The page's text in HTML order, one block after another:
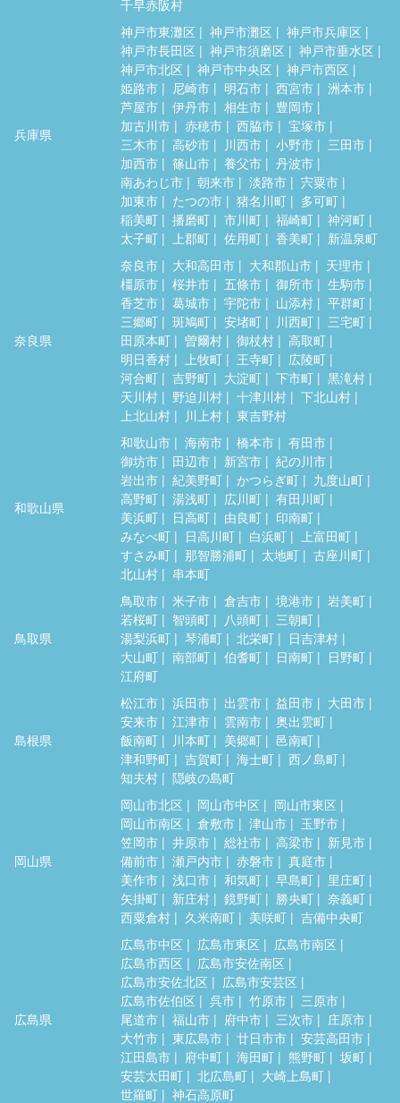
千早赤阪村
兵庫県
神戸市東灘区 神戸市灘区
神戸市兵庫区
神戸市長田区
神戸市須磨区
神戸市垂水区
神戸市北区
神戸市中央区
神戸市西区
姫路市
尼崎市 明石市 西宮市
洲本市
芦屋市
伊丹市 相生市
豊岡市
加古川市
赤穂市 西脇市
宝塚市
三木市
高砂市 川西市 小野市
三田市
加西市
篠山市 養父市
丹波市
南あわじ市
朝来市 淡路市
宍粟市
加東市
たつの市 猪名川町
多可町
稲美町
播磨町 市川町 福崎町
神河町
太子町
上郡町 佐用町 香美町 新温泉町
奈良県
奈良市 大和高田市 大和郡山市
天理市
橿原市
桜井市 五條市 御所市
生駒市
香芝市
葛城市 宇陀市 山添村
平群町
三郷町
斑鳩町 安堵町 川西町
三宅町
田原本町
曽爾村 御杖村
高取町
明日香村
上牧町 王寺町
広陵町
河合町
吉野町 大淀町 下市町
黒滝村
天川村
野迫川村 十津川村
下北山村
上北山村
川上村 東吉野村
和歌山県
和歌山市 海南市 橋本市
有田市
御坊市
田辺市 新宮市
紀の川市
岩出市
紀美野町 かつらぎ町
九度山町
高野町
湯浅町 広川町
有田川町
美浜町
日高町 由良町
印南町
みなべ町
日高川町 白浜町
上富田町
すさみ町
那智勝浦町 太地町
古座川町
北山村
串本町
鳥取県
鳥取市 米子市 倉吉市 境港市
岩美町
若桜町
智頭町 八頭町
三朝町
湯梨浜町
琴浦町 北栄町
日吉津村
大山町
南部町 伯耆町 日南町
日野町
江府町
島根県
松江市 浜田市 出雲市 益田市
大田市
安来市
江津市 雲南市
奥出雲町
飯南町
川本町 美郷町
邑南町
津和野町
吉賀町 海士町
西ノ島町
知夫村
隠岐の島町
岡山県
岡山市北区 岡山市中区
岡山市東区
岡山市南区
倉敷市 津山市
玉野市
笠岡市
井原市 総社市 高梁市
新見市
備前市
瀬戸内市 赤磐市
真庭市
美作市
浅口市 和気町 早島町
里庄町
矢掛町
新庄村 鏡野町 勝央町
奈義町
西粟倉村
久米南町 美咲町 吉備中央町
広島県
広島市中区 広島市東区
広島市南区
広島市西区
広島市安佐南区
広島市安佐北区
広島市安芸区
広島市佐伯区
呉市 竹原市
三原市
尾道市
福山市 府中市 三次市
庄原市
大竹市
東広島市 廿日市市
安芸高田市
江田島市
府中町 海田町 熊野町
坂町
安芸太田町
北広島町
大崎上島町
世羅町
神石高原町